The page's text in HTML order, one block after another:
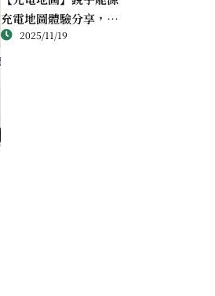
充電地圖體驗分享，讓
我在旅途中總有安心落
2025/11/19